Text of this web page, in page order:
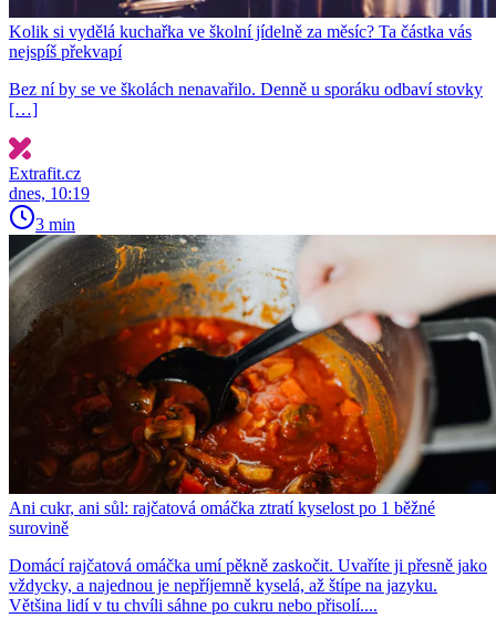
Kolik si vydělá kuchařka ve školní jídelně za měsíc? Ta částka vás
nejspíš překvapí
Bez ní by se ve školách nenavařilo. Denně u sporáku odbaví stovky
[…]
Extrafit.cz
dnes, 10:19
3 min
Ani cukr, ani sůl: rajčatová omáčka ztratí kyselost po 1 běžné
surovině
Domácí rajčatová omáčka umí pěkně zaskočit. Uvaříte ji přesně jako
vždycky, a najednou je nepříjemně kyselá, až štípe na jazyku.
Většina lidí v tu chvíli sáhne po cukru nebo přisolí....